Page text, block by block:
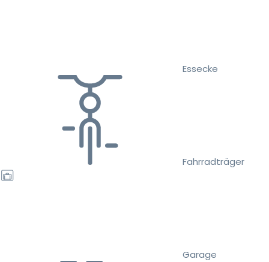
Essecke
Fahrradträger
Garage